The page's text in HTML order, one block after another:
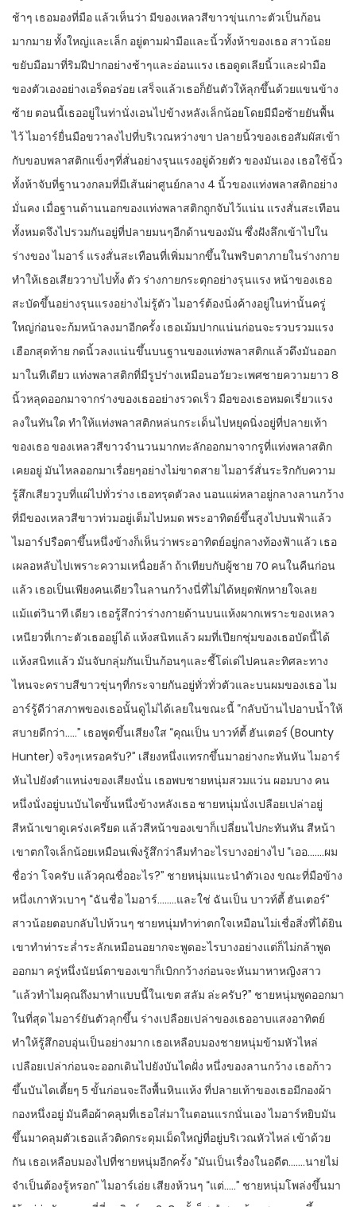
ช้าๆ เธอมองที่มือ แล้วเห็นว่า มีของเหลวสีขาวขุ่นเกาะตัวเป็นก้อน
มากมาย ทั้งใหญ่และเล็ก อยู่ตามฝ่ามือและนิ้วทั้งห้าของเธอ สาวน้อย
ขยับมือมาที่ริมฝีปากอย่างช้าๆและอ่อนแรง เธอดูดเลียนิ้วและฝ่ามือ
ของตัวเองอย่างเอร็ดอร่อย เสร็จแล้วเธอก็ยันตัวให้ลุกขึ้นด้วยแขนข้าง
ซ้าย ตอนนี้เธออยู่ในท่านั่งเอนไปข้างหลังเล็กน้อยโดยมีมือซ้ายยันพื้น
ไว้ ไมอาร์ยื่นมือขวาลงไปที่บริเวณหว่างขา ปลายนิ้วของเธอสัมผัสเข้า
กับขอบพลาสติกแข็งๆที่สั่นอย่างรุนแรงอยู่ด้วยตัว ของมันเอง เธอใช้นิ้ว
ทั้งห้าจับที่ฐานวงกลมที่มีเส้นผ่าศูนย์กลาง 4 นิ้วของแท่งพลาสติกอย่าง
มั่นคง เมื่อฐานด้านนอกของแท่งพลาสติกถูกจับไว้แน่น แรงสั่นสะเทือน
ทั้งหมดจึงไปรวมกันอยู่ที่ปลายมนๆอีกด้านของมัน ซึ่งฝังลึกเข้าไปใน
ร่างของ ไมอาร์ แรงสั่นสะเทือนที่เพิ่มมากขึ้นในพริบตาภายในร่างกาย
ทำให้เธอเสียววาบไปทั้ง ตัว ร่างกายกระตุกอย่างรุนแรง หน้าของเธอ
สะบัดขึ้นอย่างรุนแรงอย่างไม่รู้ตัว ไมอาร์ต้องนิ่งค้างอยู่ในท่านั้นครู่
ใหญ่ก่อนจะก้มหน้าลงมาอีกครั้ง เธอเม้มปากแน่นก่อนจะรวบรวมแรง
เฮือกสุดท้าย กดนิ้วลงแน่นขึ้นบนฐานของแท่งพลาสติกแล้วดึงมันออก
มาในทีเดียว แท่งพลาสติกที่มีรูปร่างเหมือนอวัยวะเพศชายความยาว 8
นิ้วหลุดออกมาจากร่างของเธออย่างรวดเร็ว มือของเธอหมดเรี่ยวแรง
ลงในทันใด ทำให้แท่งพลาสติกหล่นกระเด็นไปหยุดนิ่งอยู่ที่ปลายเท้า
ของเธอ ของเหลวสีขาวจำนวนมากทะลักออกมาจากรูที่แท่งพลาสติก
เคยอยู่ มันไหลออกมาเรื่อยๆอย่างไม่ขาดสาย ไมอาร์สั่นระริกกับความ
รู้สึกเสียววูบที่แผ่ไปทั่วร่าง เธอทรุดตัวลง นอนแผ่หลาอยู่กลางลานกว้าง
ที่มีของเหลวสีขาวท่วมอยู่เต็มไปหมด พระอาทิตย์ขึ้นสูงไปบนฟ้าแล้ว
ไมอาร์ปรือตาขึ้นหนึ่งข้างก็เห็นว่าพระอาทิตย์อยู่กลางท้องฟ้าแล้ว เธอ
เผลอหลับไปเพราะความเหนื่อยล้า ถ้าเทียบกับผู้ชาย 70 คนในคืนก่อน
แล้ว เธอเป็นเพียงคนเดียวในลานกว้างนี่ที่ไม่ได้หยุดพักหายใจเลย
แม้แต่วินาที เดียว เธอรู้สึกว่าร่างกายด้านบนแห้งผากเพราะของเหลว
เหนียวที่เกาะตัวเธออยู่ได้ แห้งสนิทแล้ว ผมที่เปียกชุ่มของเธอบัดนี้ได้
แห้งสนิทแล้ว มันจับกลุ่มกันเป็นก้อนๆและชี้โด่เด่ไปคนละทิศละทาง
ไหนจะคราบสีขาวขุ่นๆที่กระจายกันอยู่ทั่วทั่วตัวและบนผมของเธอ ไม
อาร์รู้ดีว่าสภาพของเธอนั้นดูไม่ได้เลยในขณะนี้ “กลับบ้านไปอาบน้ำให้
สบายดีกว่า…..” เธอพูดขึ้นเสียงใส “คุณเป็น บาวท์ตี้ ฮันเตอร์ (Bounty
Hunter) จริงๆเหรอครับ?” เสียงหนึ่งแทรกขึ้นมาอย่างกะทันหัน ไมอาร์
หันไปยังตำแหน่งของเสียงนั่น เธอพบชายหนุ่มสวมแว่น ผอมบาง คน
หนึ่งนั่งอยู่บนบันไดขั้นหนึ่งข้างหลังเธอ ชายหนุ่มนั่งเปลือยเปล่าอยู่
สีหน้าเขาดูเคร่งเครียด แล้วสีหน้าของเขาก็เปลี่ยนไปกะทันหัน สีหน้า
เขาตกใจเล็กน้อยเหมือนเพิ่งรู้สึกว่าลืมทำอะไรบางอย่างไป “เออ…….ผม
ชื่อว่า โจครับ แล้วคุณชื่ออะไร?” ชายหนุ่มแนะนำตัวเอง ขณะที่มือข้าง
หนึ่งเกาหัวเบาๆ “ฉันชื่อ ไมอาร์……..และใช่ ฉันเป็น บาวท์ตี้ ฮันเตอร์”
สาวน้อยตอบกลับไปห้วนๆ ชายหนุ่มทำท่าตกใจเหมือนไม่เชื่อสิ่งที่ได้ยิน
เขาทำท่าระล่ำระลักเหมือนอยากจะพูดอะไรบางอย่างแต่ก็ไม่กล้าพูด
ออกมา ครู่หนึ่งนัยน์ตาของเขาก็เบิกกว้างก่อนจะหันมาหาหญิงสาว
“แล้วทำไมคุณถึงมาทำแบบนี้ในเขต สลัม ล่ะครับ?” ชายหนุ่มพูดออกมา
ในที่สุด ไมอาร์ยันตัวลุกขึ้น ร่างเปลือยเปล่าของเธออาบแสงอาทิตย์
ทำให้รู้สึกอบอุ่นเป็นอย่างมาก เธอเหลือบมองชายหนุ่มข้ามหัวไหล่
เปลือยเปล่าก่อนจะออกเดินไปยังบันไดฝั่ง หนึ่งของลานกว้าง เธอก้าว
ขึ้นบันไดเตี้ยๆ 5 ขั้นก่อนจะถึงพื้นหินแห้ง ที่ปลายเท้าของเธอมีกองผ้า
กองหนึ่งอยู่ มันคือผ้าคลุมที่เธอใส่มาในตอนแรกนั่นเอง ไมอาร์หยิบมัน
ขึ้นมาคลุมตัวเธอแล้วติดกระดุมเม็ดใหญ่ที่อยู่บริเวณหัวไหล่ เข้าด้วย
กัน เธอเหลือบมองไปที่ชายหนุ่มอีกครั้ง “มันเป็นเรื่องในอดีต…….นายไม่
จำเป็นต้องรู้หรอก” ไมอาร์เอ่ย เสียงห้วนๆ “แต่…..” ชายหนุ่มโพล่งขึ้นมา